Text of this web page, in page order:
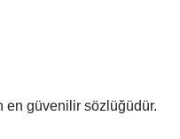
en güvenilir sözlüğüdür.